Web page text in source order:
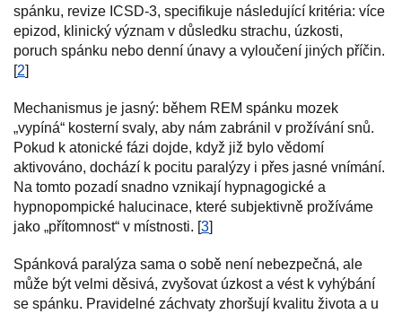
spánku, revize ICSD-3, specifikuje následující kritéria: více
epizod, klinický význam v důsledku strachu, úzkosti,
poruch spánku nebo denní únavy a vyloučení jiných příčin.
[2]
Mechanismus je jasný: během REM spánku mozek
„vypíná“ kosterní svaly, aby nám zabránil v prožívání snů.
Pokud k atonické fázi dojde, když již bylo vědomí
aktivováno, dochází k pocitu paralýzy i přes jasné vnímání.
Na tomto pozadí snadno vznikají hypnagogické a
hypnopompické halucinace, které subjektivně prožíváme
jako „přítomnost“ v místnosti. [3]
Spánková paralýza sama o sobě není nebezpečná, ale
může být velmi děsivá, zvyšovat úzkost a vést k vyhýbání
se spánku. Pravidelné záchvaty zhoršují kvalitu života a u